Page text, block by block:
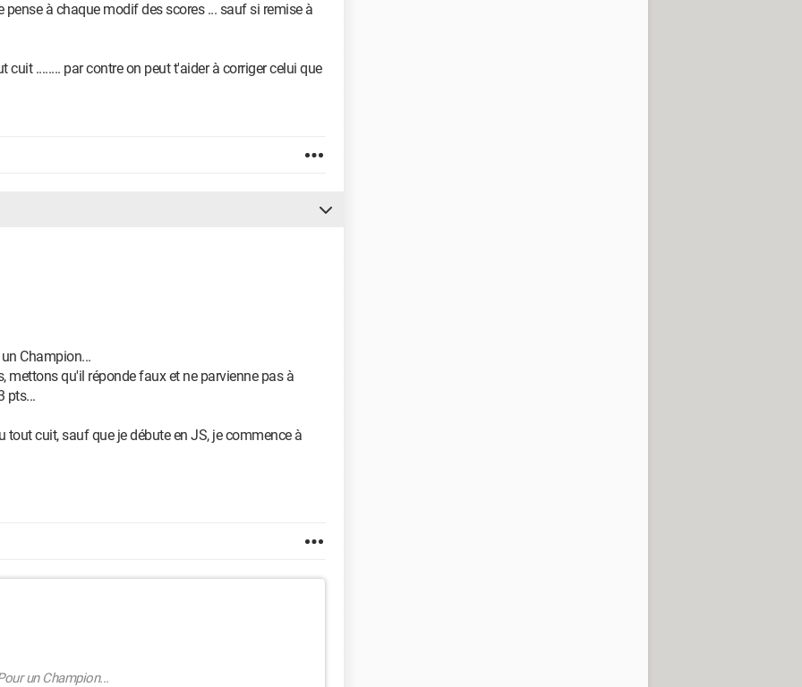
à chaque modif des scores ... sauf si remise à
........ par contre on peut t'aider à corriger celui que
Champion...
mettons qu'il réponde faux et ne parvienne pas à
pts...
cuit, sauf que je débute en JS, je commence à
un Champion...